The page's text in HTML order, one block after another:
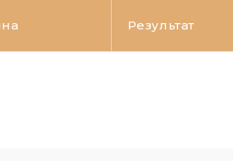
Результат